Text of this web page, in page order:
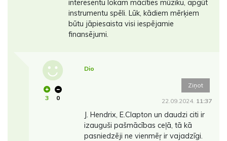
interesentu lokam mācīties mūziku, apgūt
instrumentu spēli. Lūk, kādiem mērķiem
būtu jāpiesaista visi iespējamie
finansējumi.
3 0
Dio
Ziņot
22.09.2024. 11:37
J. Hendrix, E.Clapton un daudzi citi ir
izauguši pašmācības ceļā, tā kā
pasniedzēji ne vienmēŗ ir vajadzīgi.